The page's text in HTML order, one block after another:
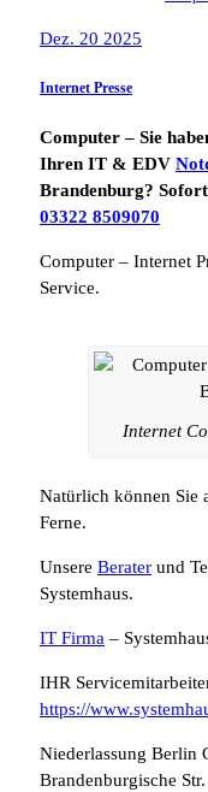
Dez. 20 2025
Internet Presse
Computer – Sie
Ihren IT & EDV
Brandenburg?
03322 8509070
Computer – Internet
Service.
Internet
Natürlich können Sie
Ferne.
Unsere Berater und
Systemhaus.
IT Firma –
IHR
https://
Niederlassung Berlin
Brandenburgische